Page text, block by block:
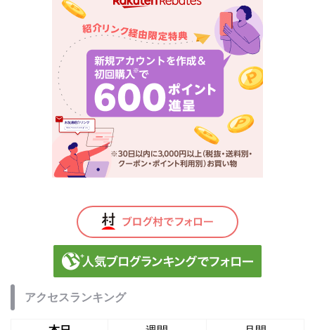
アクセスランキング